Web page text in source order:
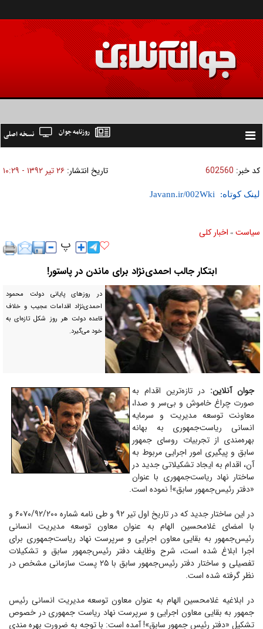
Toggle
نسخه اصلی روزنامه جوان
کد خبر: 602560 تاریخ انتشار: ۲۶ تير ۱۳۹۲ - ۱۰:۲۹
لینک کوتاه:
سیاست » اخبار کلی
ابتکار جالب احمدی‌نژاد برای ماندن در پاستور!
در روزهای پایانی دولت محمود
احمدی‌نژاد اقدامات عجیب و خلاف
قاعده دولت هر روز شکل تازه‌ای به
خود می‌گیرد.
جوان آنلاین: در تازه‌ترین اقدام به
صورت چراغ خاموش و بی‌سر و صدا،
معاونت توسعه مدیریت و سرمایه
انسانی ریاست‌جمهوری به بهانه
بهره‌مندی از تجربیات روسای جمهور
سابق و پیگیری امور اجرایی مربوط به
آن، اقدام به ایجاد تشکیلاتی جدید در
ساختار نهاد ریاست‌جمهوری با عنوان
«دفتر رئیس‌جمهور سابق»! نموده است.
در این ساختار جدید که در تاریخ اول تیر ۹۲ و طی نامه شماره ۶۰۷۰/۹۲/۲۰۰ و
با امضای غلامحسین الهام به عنوان معاون توسعه مدیریت انسانی
رئیس‌جمهور به بقایی معاون اجرایی و سرپرست نهاد ریاست‌جمهوری برای
اجرا ابلاغ شده است، شرح وظایف دفتر رئیس‌جمهور سابق و تشکیلات
تفصیلی و ساختار دفتر رئیس‌جمهور سابق با ۲۵ پست سازمانی مشخص در
نظر گرفته شده است.
در ابلاغیه غلامحسین الهام به عنوان معاون توسعه مدیریت انسانی رئیس
جمهور به بقایی معاون اجرایی و سرپرست نهاد ریاست جمهوری در خصوص
تشکیل «دفتر رئیس جمهور سابق»! آمده است: با توجه به ضرورت بهره مندی